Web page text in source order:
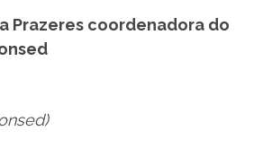
Prazeres coordenadora do